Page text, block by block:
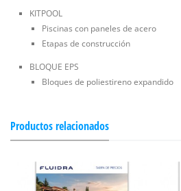
KITPOOL
Piscinas con paneles de acero
Etapas de construcción
BLOQUE EPS
Bloques de poliestireno expandido
Productos relacionados